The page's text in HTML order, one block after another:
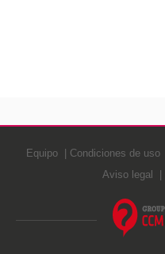
Equipo Condiciones de uso
Aviso legal